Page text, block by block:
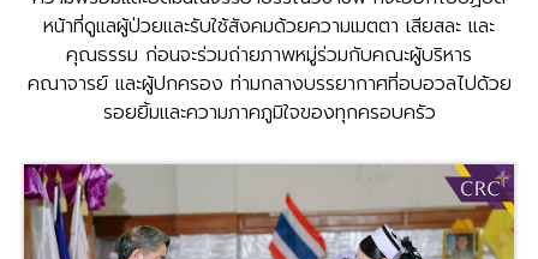
หน้าที่ดูแลผู้ป่วยและรับใช้สังคมด้วยความเมตตา เสียสละ และ
คุณธรรม ก่อนจะร่วมถ่ายภาพหมู่ร่วมกับคณะผู้บริหาร
คณาจารย์ และผู้ปกครอง ท่ามกลางบรรยากาศที่อบอวลไปด้วย
รอยยิ้มและความภาคภูมิใจของทุกครอบครัว